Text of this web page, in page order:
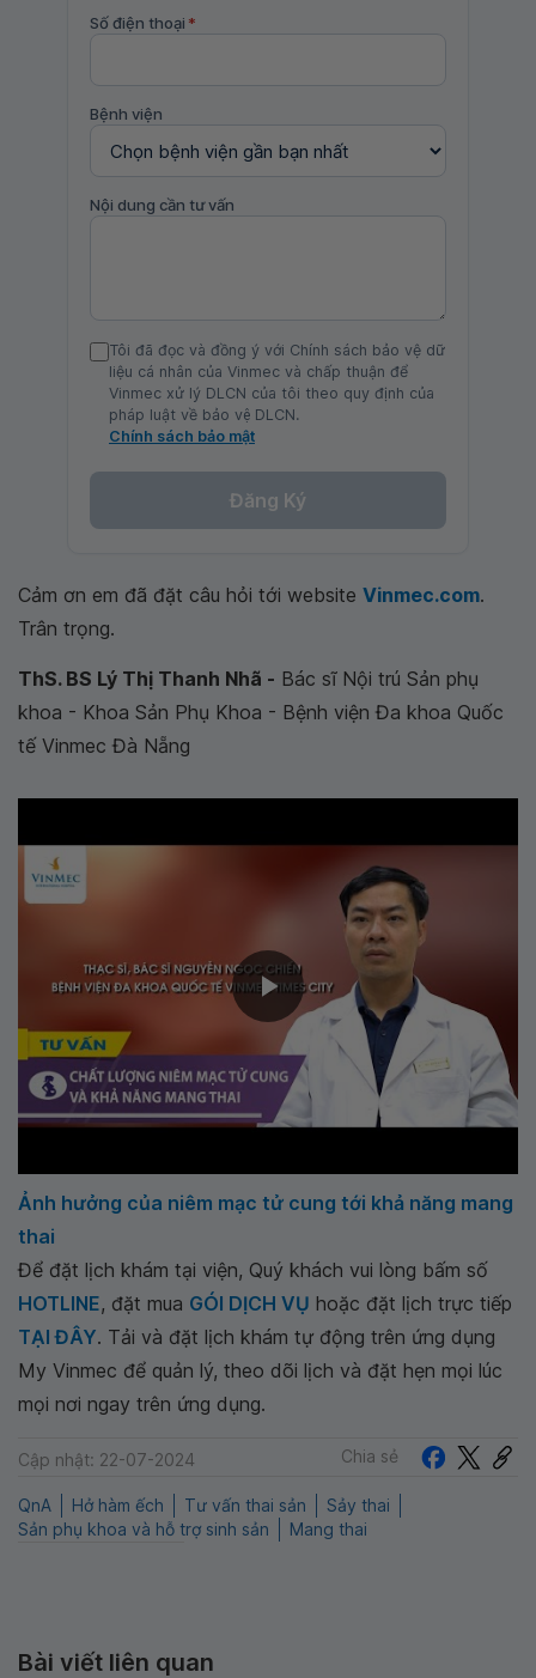
Số điện thoại *
Bệnh viện
Nội dung cần tư vấn
Tôi đã đọc và đồng ý với Chính sách bảo vệ dữ
liệu cá nhân của Vinmec và chấp thuận để
Vinmec xử lý DLCN của tôi theo quy định của
pháp luật về bảo vệ DLCN.
Chính sách bảo mật
Đăng Ký
Cảm ơn em đã đặt câu hỏi tới website Vinmec.com.
Trân trọng.
ThS. BS Lý Thị Thanh Nhã - Bác sĩ Nội trú Sản phụ
khoa - Khoa Sản Phụ Khoa - Bệnh viện Đa khoa Quốc
tế Vinmec Đà Nẵng
Ảnh hưởng của niêm mạc tử cung tới khả năng mang
thai
Để đặt lịch khám tại viện, Quý khách vui lòng bấm số
HOTLINE, đặt mua GÓI DỊCH VỤ hoặc đặt lịch trực tiếp
TẠI ĐÂY. Tải và đặt lịch khám tự động trên ứng dụng
My Vinmec để quản lý, theo dõi lịch và đặt hẹn mọi lúc
mọi nơi ngay trên ứng dụng.
Cập nhật: 22-07-2024 Chia sẻ
QnA Hở hàm ếch Tư vấn thai sản
Sảy thai
Sản phụ khoa và hỗ trợ sinh sản
Mang thai
Bài viết liên quan